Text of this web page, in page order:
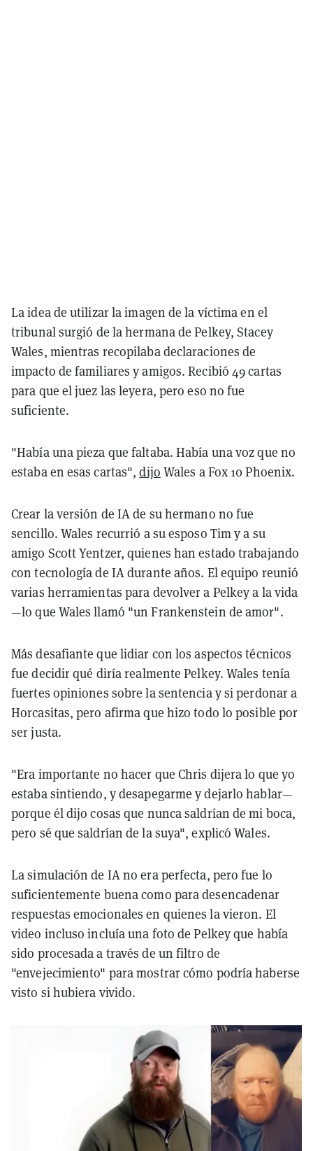
La idea de utilizar la imagen de la víctima en el
tribunal surgió de la hermana de Pelkey, Stacey
Wales, mientras recopilaba declaraciones de
impacto de familiares y amigos. Recibió 49 cartas
para que el juez las leyera, pero eso no fue
suficiente.
"Había una pieza que faltaba. Había una voz que no
estaba en esas cartas",dijo Wales a Fox 10 Phoenix.
Crear la versión de IA de su hermano no fue
sencillo. Wales recurrió a su esposo Tim y a su
amigo Scott Yentzer, quienes han estado trabajando
con tecnología de IA durante años. El equipo reunió
varias herramientas para devolver a Pelkey a la vida
—lo que Wales llamó "un Frankenstein de amor".
Más desafiante que lidiar con los aspectos técnicos
fue decidir qué diría realmente Pelkey. Wales tenía
fuertes opiniones sobre la sentencia y si perdonar a
Horcasitas, pero afirma que hizo todo lo posible por
ser justa.
"Era importante no hacer que Chris dijera lo que yo
estaba sintiendo, y desapegarme y dejarlo hablar—
porque él dijo cosas que nunca saldrían de mi boca,
pero sé que saldrían de la suya", explicó Wales.
La simulación de IA no era perfecta, pero fue lo
suficientemente buena como para desencadenar
respuestas emocionales en quienes la vieron. El
video incluso incluía una foto de Pelkey que había
sido procesada a través de un filtro de
"envejecimiento" para mostrar cómo podría haberse
visto si hubiera vivido.